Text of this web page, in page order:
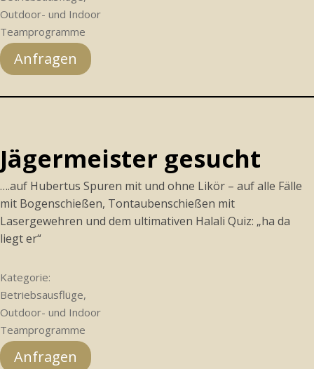
Outdoor- und Indoor
Teamprogramme
Anfragen
Jägermeister gesucht
….auf Hubertus Spuren mit und ohne Likör – auf alle Fälle
mit Bogenschießen, Tontaubenschießen mit
Lasergewehren und dem ultimativen Halali Quiz: „ha da
liegt er“
Kategorie:
Betriebsausflüge,
Outdoor- und Indoor
Teamprogramme
Anfragen